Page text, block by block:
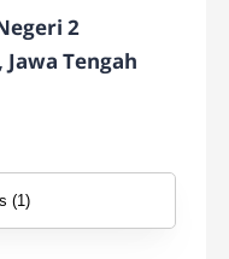
2
Tengah
(1)